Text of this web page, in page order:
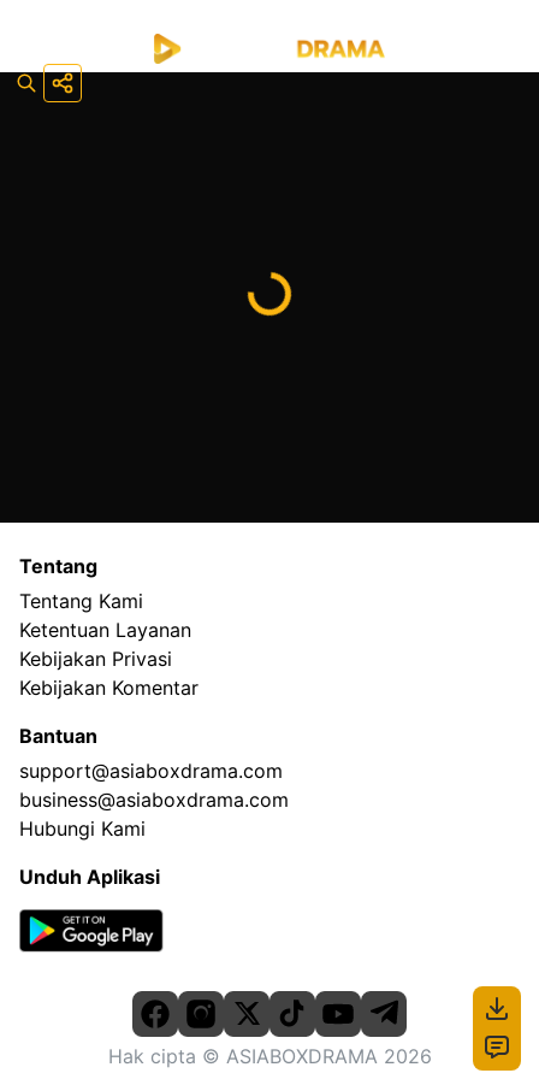
Tentang
Tentang Kami
Ketentuan Layanan
Kebijakan Privasi
Kebijakan Komentar
Bantuan
support@asiaboxdrama.com
business@asiaboxdrama.com
Hubungi Kami
Unduh Aplikasi
Hak cipta © ASIABOXDRAMA 2026